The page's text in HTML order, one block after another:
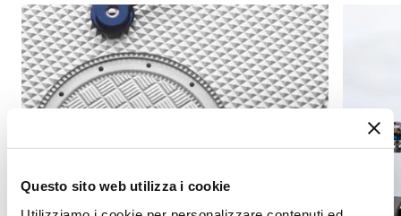
Questo sito web utilizza i cookie